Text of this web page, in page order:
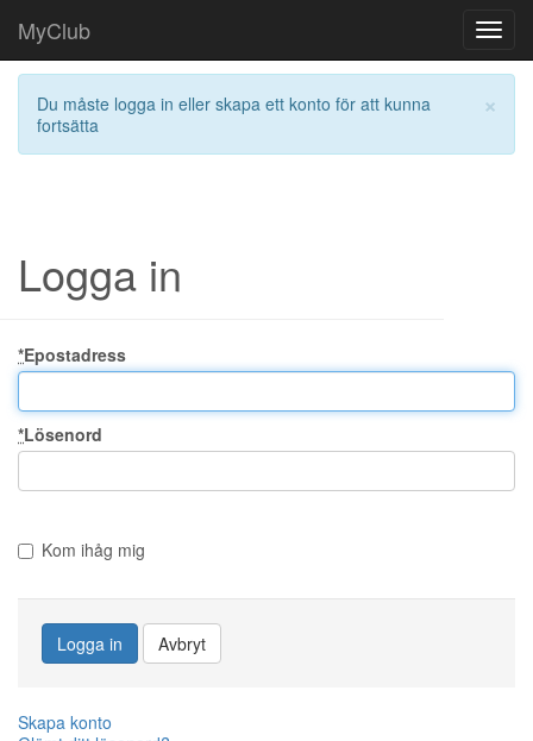
MyClub
×
Du måste logga in eller skapa ett konto för att kunna
fortsätta
Logga in
*Epostadress
*Lösenord
Kom ihåg mig
Logga in Avbryt
Skapa konto